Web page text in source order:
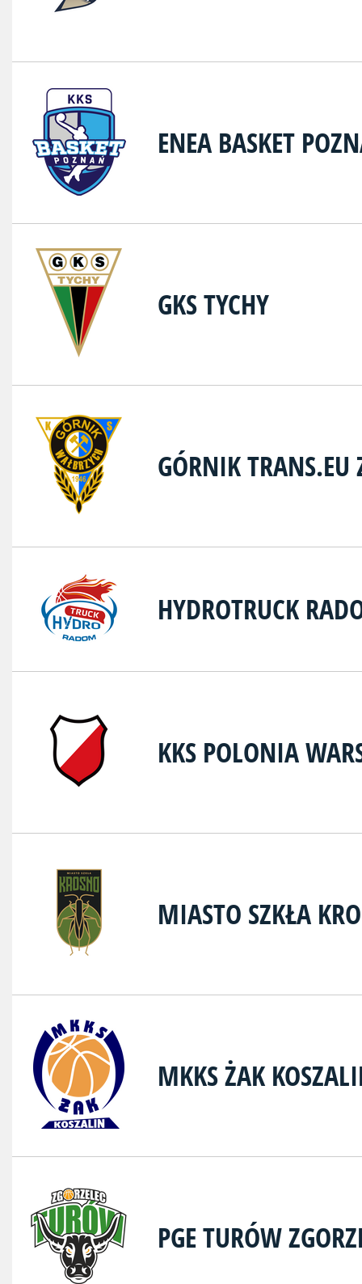
ENEA BASKET
GKS TYCHY
GÓRNIK
HYDROTRUCK
KKS POLONIA
MIASTO SZKŁA
MKKS ŻAK
PGE TURÓW